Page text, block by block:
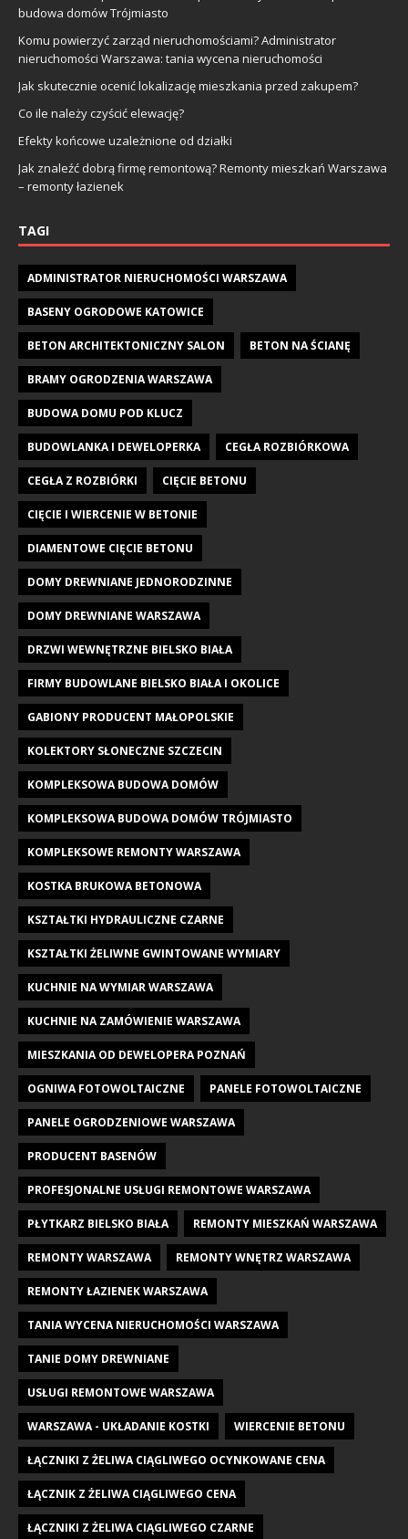
budowa domów Trójmiasto
Komu powierzyć zarząd nieruchomościami? Administrator
nieruchomości Warszawa: tania wycena nieruchomości
Jak skutecznie ocenić lokalizację mieszkania przed zakupem?
Co ile należy czyścić elewację?
Efekty końcowe uzależnione od działki
Jak znaleźć dobrą firmę remontową? Remonty mieszkań Warszawa
– remonty łazienek
TAGI
ADMINISTRATOR NIERUCHOMOŚCI WARSZAWA
BASENY OGRODOWE KATOWICE
BETON ARCHITEKTONICZNY SALON BETON NA ŚCIANĘ
BRAMY OGRODZENIA WARSZAWA
BUDOWA DOMU POD KLUCZ
BUDOWLANKA I DEWELOPERKA CEGŁA ROZBIÓRKOWA
CEGŁA Z ROZBIÓRKI CIĘCIE BETONU
CIĘCIE I WIERCENIE W BETONIE
DIAMENTOWE CIĘCIE BETONU
DOMY DREWNIANE JEDNORODZINNE
DOMY DREWNIANE WARSZAWA
DRZWI WEWNĘTRZNE BIELSKO BIAŁA
FIRMY BUDOWLANE BIELSKO BIAŁA I OKOLICE
GABIONY PRODUCENT MAŁOPOLSKIE
KOLEKTORY SŁONECZNE SZCZECIN
KOMPLEKSOWA BUDOWA DOMÓW
KOMPLEKSOWA BUDOWA DOMÓW TRÓJMIASTO
KOMPLEKSOWE REMONTY WARSZAWA
KOSTKA BRUKOWA BETONOWA
KSZTAŁTKI HYDRAULICZNE CZARNE
KSZTAŁTKI ŻELIWNE GWINTOWANE WYMIARY
KUCHNIE NA WYMIAR WARSZAWA
KUCHNIE NA ZAMÓWIENIE WARSZAWA
MIESZKANIA OD DEWELOPERA POZNAŃ
OGNIWA FOTOWOLTAICZNE PANELE FOTOWOLTAICZNE
PANELE OGRODZENIOWE WARSZAWA
PRODUCENT BASENÓW
PROFESJONALNE USŁUGI REMONTOWE WARSZAWA
PŁYTKARZ BIELSKO BIAŁA REMONTY MIESZKAŃ WARSZAWA
REMONTY WARSZAWA REMONTY WNĘTRZ WARSZAWA
REMONTY ŁAZIENEK WARSZAWA
TANIA WYCENA NIERUCHOMOŚCI WARSZAWA
TANIE DOMY DREWNIANE
USŁUGI REMONTOWE WARSZAWA
WARSZAWA - UKŁADANIE KOSTKI WIERCENIE BETONU
ŁĄCZNIKI Z ŻELIWA CIĄGLIWEGO OCYNKOWANE CENA
ŁĄCZNIK Z ŻELIWA CIĄGLIWEGO CENA
ŁĄCZNIKI Z ŻELIWA CIĄGLIWEGO CZARNE